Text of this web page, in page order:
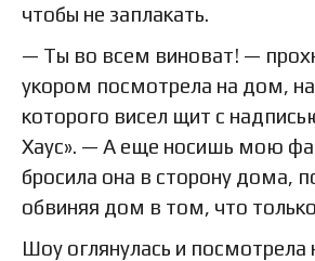
чтобы не заплакать.
— Ты во всем виноват! —
укором посмотрела на дом,
которого висел щит с
Хаус». — А еще носишь мою
бросила она в сторону дома,
обвиняя дом в том, что
Шоу оглянулась и посмотрела